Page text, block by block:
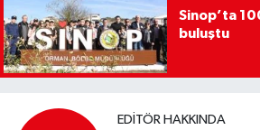
Sinop’ta
buluştu
EDITÖR HAKKINDA